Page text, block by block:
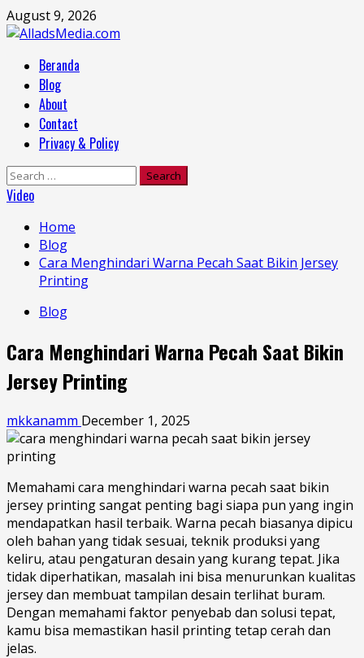
Skip
to
August 9, 2026
MenuBeranda
Blog
About
Contact
Privacy & Policy
Search
for:
Video
Home
Blog
Cara Menghindari Warna Pecah Saat Bikin Jersey
Printing
Blog
Cara Menghindari Warna Pecah Saat Bikin
Jersey Printing
mkkanamm December 1, 2025
Memahami cara menghindari warna pecah saat bikin
jersey printing sangat penting bagi siapa pun yang ingin
mendapatkan hasil terbaik. Warna pecah biasanya dipicu
oleh bahan yang tidak sesuai, teknik produksi yang
keliru, atau pengaturan desain yang kurang tepat. Jika
tidak diperhatikan, masalah ini bisa menurunkan kualitas
jersey dan membuat tampilan desain terlihat buram.
Dengan memahami faktor penyebab dan solusi tepat,
kamu bisa memastikan hasil printing tetap cerah dan
jelas.